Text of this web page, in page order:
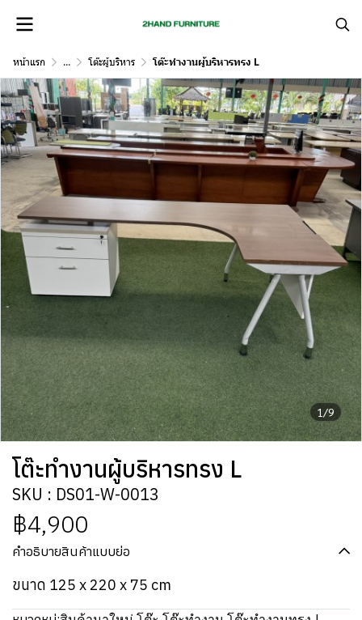
หน้าแรก ... โต๊ะผู้บริหาร โต๊ะทำงานผู้บริหารทรง L
1/9
โต๊ะทำงานผู้บริหารทรง L
SKU : DS01-W-0013
฿4,900
คำอธิบายสินค้าแบบย่อ
ขนาด 125 x 220 x 75 cm